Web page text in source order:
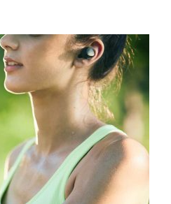
con
maquetas
de
teléfonos